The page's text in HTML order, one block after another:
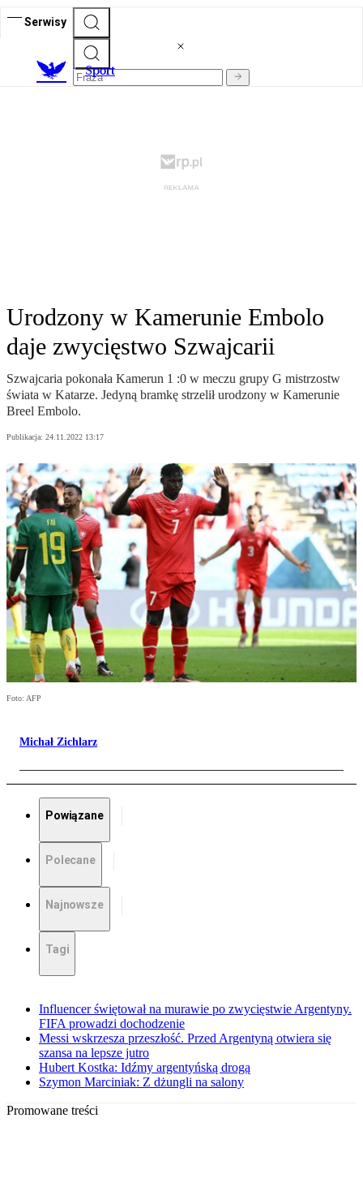
Serwisy
Sport
Urodzony w Kamerunie Embolo
daje zwycięstwo Szwajcarii
Szwajcaria pokonała Kamerun 1 :0 w meczu grupy G mistrzostw
świata w Katarze. Jedyną bramkę strzelił urodzony w Kamerunie
Breel Embolo.
Publikacja: 24.11.2022 13:17
Foto: AFP
Michał Zichlarz
Powiązane
Polecane
Najnowsze
Tagi
Influencer świętował na murawie po zwycięstwie Argentyny.
FIFA prowadzi dochodzenie
Messi wskrzesza przeszłość. Przed Argentyną otwiera się
szansa na lepsze jutro
Hubert Kostka: Idźmy argentyńską drogą
Szymon Marciniak: Z dżungli na salony
Promowane treści